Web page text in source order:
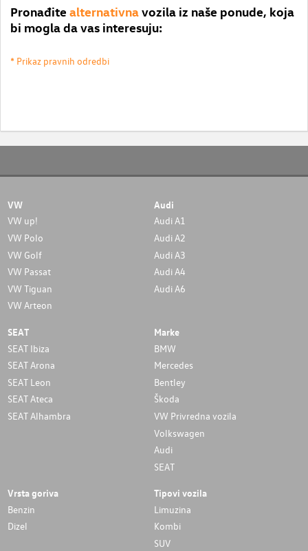
Pronađite alternativnavozila iz naše ponude, koja
bi mogla da vas interesuju:
* Prikaz pravnih odredbi
VW
VW up!
VW Polo
VW Golf
VW Passat
VW Tiguan
VW Arteon
Audi
Audi A1
Audi A2
Audi A3
Audi A4
Audi A6
SEAT
SEAT Ibiza
SEAT Arona
SEAT Leon
SEAT Ateca
SEAT Alhambra
Marke
BMW
Mercedes
Bentley
Škoda
VW Privredna vozila
Volkswagen
Audi
SEAT
Vrsta goriva
Benzin
Dizel
Tipovi vozila
Limuzina
Kombi
SUV